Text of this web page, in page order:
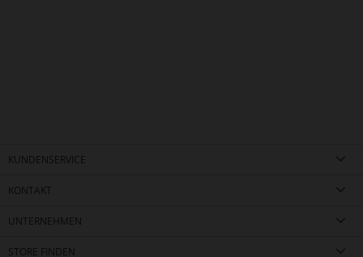
KUNDENSERVICE
KONTAKT
UNTERNEHMEN
STORE FINDEN